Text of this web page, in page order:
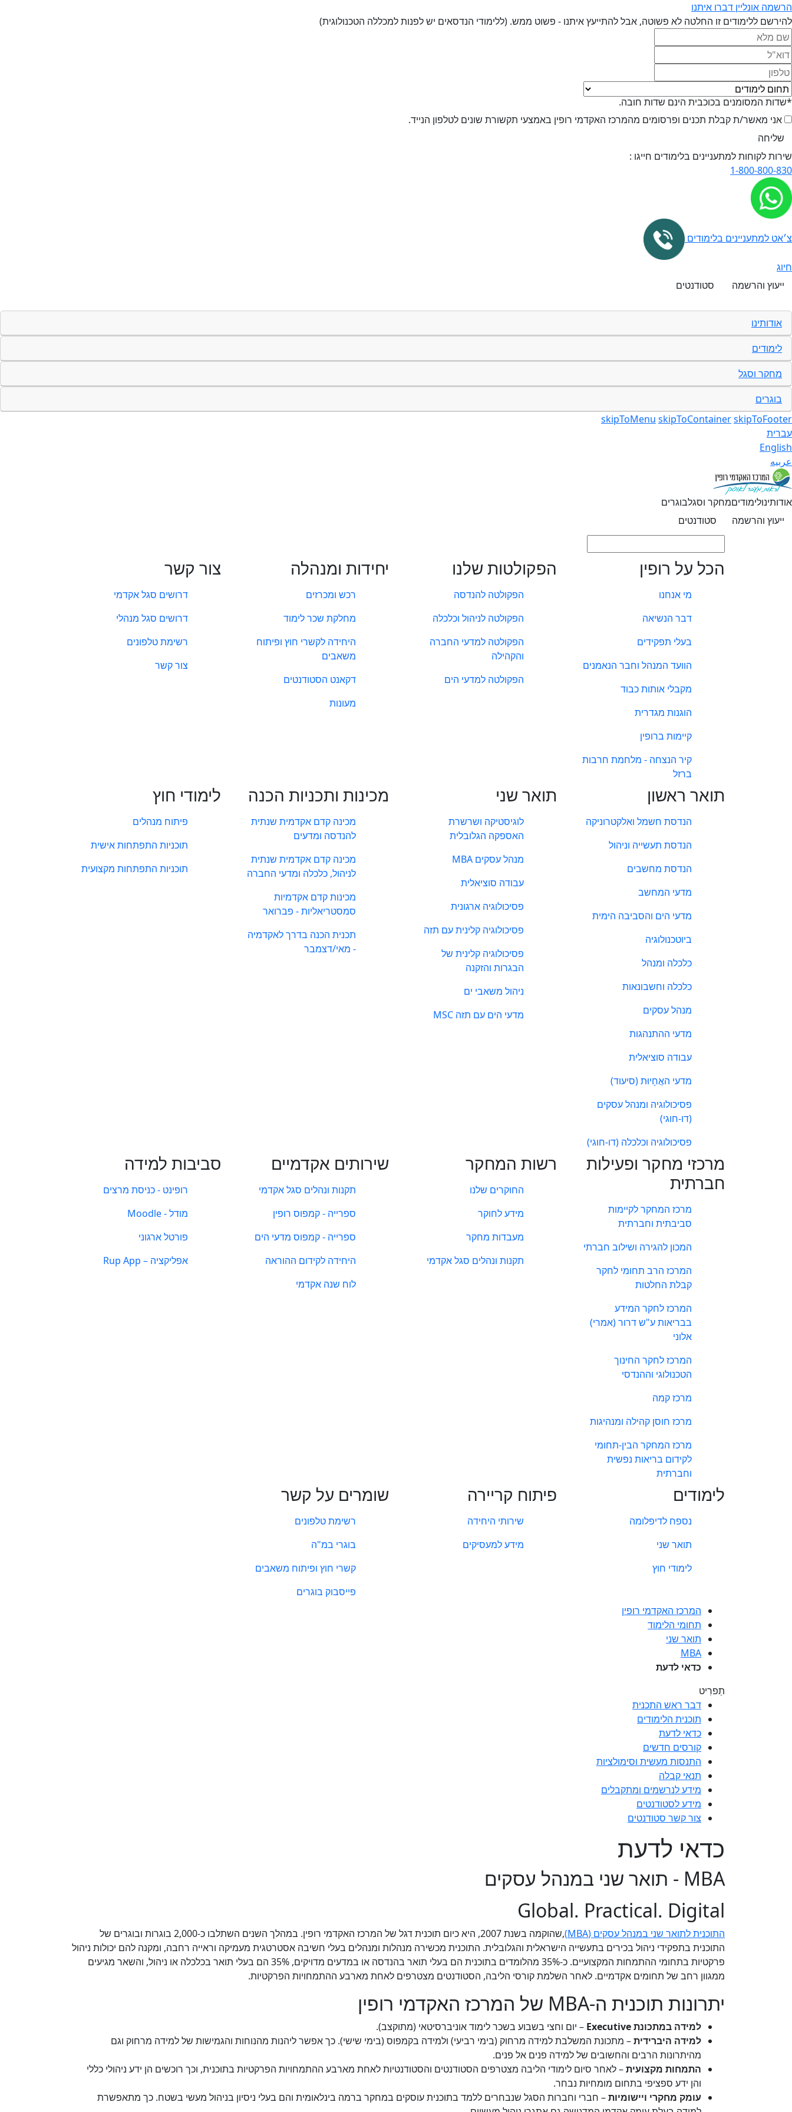
הרשמה אונליין דברו איתנו
להירשם ללימודים זו החלטה לא פשוטה, אבל להתייעץ איתנו - פשוט ממש. (ללימודי הנדסאים יש לפנות למכללה הטכנולוגית)
*שדות המסומנים בכוכבית הינם שדות חובה.
אני מאשר/ת קבלת תכנים ופרסומים מהמרכז האקדמי רופין באמצעי תקשורת שונים לטלפון הנייד.
שירות לקוחות למתעניינים בלימודים חייגו :
1-800-800-830
צ׳אט למתעניינים בלימודים
חיוג
ייעוץ והרשמה
סטודנטים
אודותינו
לימודים
מחקר וסגל
בוגרים
skipToMenu skipToContainerskipToFooter
עברית
English
عربيه
אודותינולימודיםמחקר וסגלבוגרים
ייעוץ והרשמה
סטודנטים
הכל על רופין
מי אנחנו
דבר הנשיאה
בעלי תפקידים
הוועד המנהל וחבר הנאמנים
מקבלי אותות כבוד
הוגנות מגדרית
קיימות ברופין
קיר הנצחה - מלחמת חרבות
ברזל
הפקולטות שלנו
הפקולטה להנדסה
הפקולטה לניהול וכלכלה
הפקולטה למדעי החברה
והקהילה
הפקולטה למדעי הים
יחידות ומנהלה
רכש ומכרזים
מחלקת שכר לימוד
היחידה לקשרי חוץ ופיתוח
משאבים
דקאנט הסטודנטים
מעונות
צור קשר
דרושים סגל אקדמי
דרושים סגל מנהלי
רשימת טלפונים
צור קשר
תואר ראשון
הנדסת חשמל ואלקטרוניקה
הנדסת תעשייה וניהול
הנדסת מחשבים
מדעי המחשב
מדעי הים והסביבה הימית
ביוטכנולוגיה
כלכלה ומנהל
כלכלה וחשבונאות
מנהל עסקים
מדעי ההתנהגות
עבודה סוציאלית
מדעי האֲחָיוּת (סיעוד)
פסיכולוגיה ומנהל עסקים
(דו-חוגי)
פסיכולוגיה וכלכלה (דו-חוגי)
תואר שני
לוגיסטיקה ושרשרת
האספקה הגלובלית
מנהל עסקים MBA
עבודה סוציאלית
פסיכולוגיה ארגונית
פסיכולוגיה קלינית עם תזה
פסיכולוגיה קלינית של
הבגרות והזקנה
ניהול משאבי ים
מדעי הים עם תזה MSC
מכינות ותכניות הכנה
מכינה קדם אקדמית שנתית
להנדסה ומדעים
מכינה קדם אקדמית שנתית
לניהול, כלכלה ומדעי החברה
מכינות קדם אקדמיות
סמסטריאליות - פברואר
תכנית הכנה בדרך לאקדמיה
- מאי/דצמבר
לימודי חוץ
פיתוח מנהלים
תוכניות התפתחות אישית
תוכניות התפתחות מקצועית
מרכזי מחקר ופעילות
חברתית
מרכז המחקר לקיימות
סביבתית וחברתית
המכון להגירה ושילוב חברתי
המרכז הרב תחומי לחקר
קבלת החלטות
המרכז לחקר המידע
בבריאות ע"ש דרור (אמרי)
אלוני
המרכז לחקר החינוך
הטכנולוגי וההנדסי
מרכז קמה
מרכז חוסן קהילה ומנהיגות
מרכז המחקר הבין-תחומי
לקידום בריאות נפשית
וחברתית
רשות המחקר
החוקרים שלנו
מידע לחוקר
מעבדות מחקר
תקנות ונהלים סגל אקדמי
שירותים אקדמיים
תקנות ונהלים סגל אקדמי
ספרייה - קמפוס רופין
ספרייה - קמפוס מדעי הים
היחידה לקידום ההוראה
לוח שנה אקדמי
סביבות למידה
רופינט - כניסת מרצים
מודל - Moodle
פורטל ארגוני
אפליקציה – Rup App
לימודים
נספח לדיפלומה
תואר שני
לימודי חוץ
פיתוח קריירה
שירותי היחידה
מידע למעסיקים
שומרים על קשר
רשימת טלפונים
בוגרי במ"ה
קשרי חוץ ופיתוח משאבים
פייסבוק בוגרים
המרכז האקדמי רופין
תחומי הלימוד
תואר שני
MBA
כדאי לדעת
תַפרִיט
דבר ראש התכנית
תוכנית הלימודים
כדאי לדעת
קורסים חדשים
התנסות מעשית וסימולציות
תנאי קבלה
מידע לנרשמים ומתקבלים
מידע לסטודנטים
צור קשר סטודנטים
כדאי לדעת
MBA - תואר שני במנהל עסקים
​​​​​Global. Practical​​. Digital
התוכנית לתואר שני במנהל עסקים (MBA)​
,שהוקמה בשנת 2007, היא כיום תוכנית דגל של המרכז האקדמי רופין. במהלך השנים השתלבו כ-2,000 בוגרות ובוגרים של
התוכנית בתפקידי ניהול בכירים בתעשייה הישראלית והגלובלית. התוכנית מכשירה מנהלות ומנהלים בעלי חשיבה אסטרטגית מעמיקה וראייה רחבה, ומקנה להם יכולות ניהול
פרקטיות בתחומי ההתמחות המקצועיים. כ-35% מהלומדים בתוכנית הם בעלי תואר בהנדסה או במדעים מדויקים, 35% הם בעלי תואר בכלכלה או ניהול, והשאר מגיעים
ממגוון רחב של תחומים אקדמיים. לאחר השלמת קורסי הליבה, הסטודנטים מצטרפים לאחת מארבע ההתמחויות הפרקטיות.
יתרונות תוכנית ה-MBA של המרכז האקדמי רופין
למידה במתכונת Executive
– יום וחצי בשבוע בשכר לימוד אוניברסיטאי (מתוקצב).
למידה היברידית– מתכונת המשלבת למידה מרחוק (בימי רביעי) ולמידה בקמפוס (בימי שישי). כך אפשר ליהנות מהנוחות והגמישות של למידה מרחוק וגם
מהיתרונות הרבים והחשובים של למידה פנים אל פנים.
התמחות מקצועית– לאחר סיום לימודי הליבה מצטרפים הסטודנטים והסטודנטיות לאחת מארבע ההתמחויות הפרקטיות בתוכנית, וכך רוכשים הן ידע ניהולי כללי
והן ידע ספציפי בתחום מומחיות נבחר.
עומק מחקרי ויישומיות– חברי וחברות הסגל שנבחרים ללמד בתוכנית עוסקים במחקר ברמה בינלאומית והם בעלי ניסיון בניהול מעשי בשטח. כך מתאפשרת